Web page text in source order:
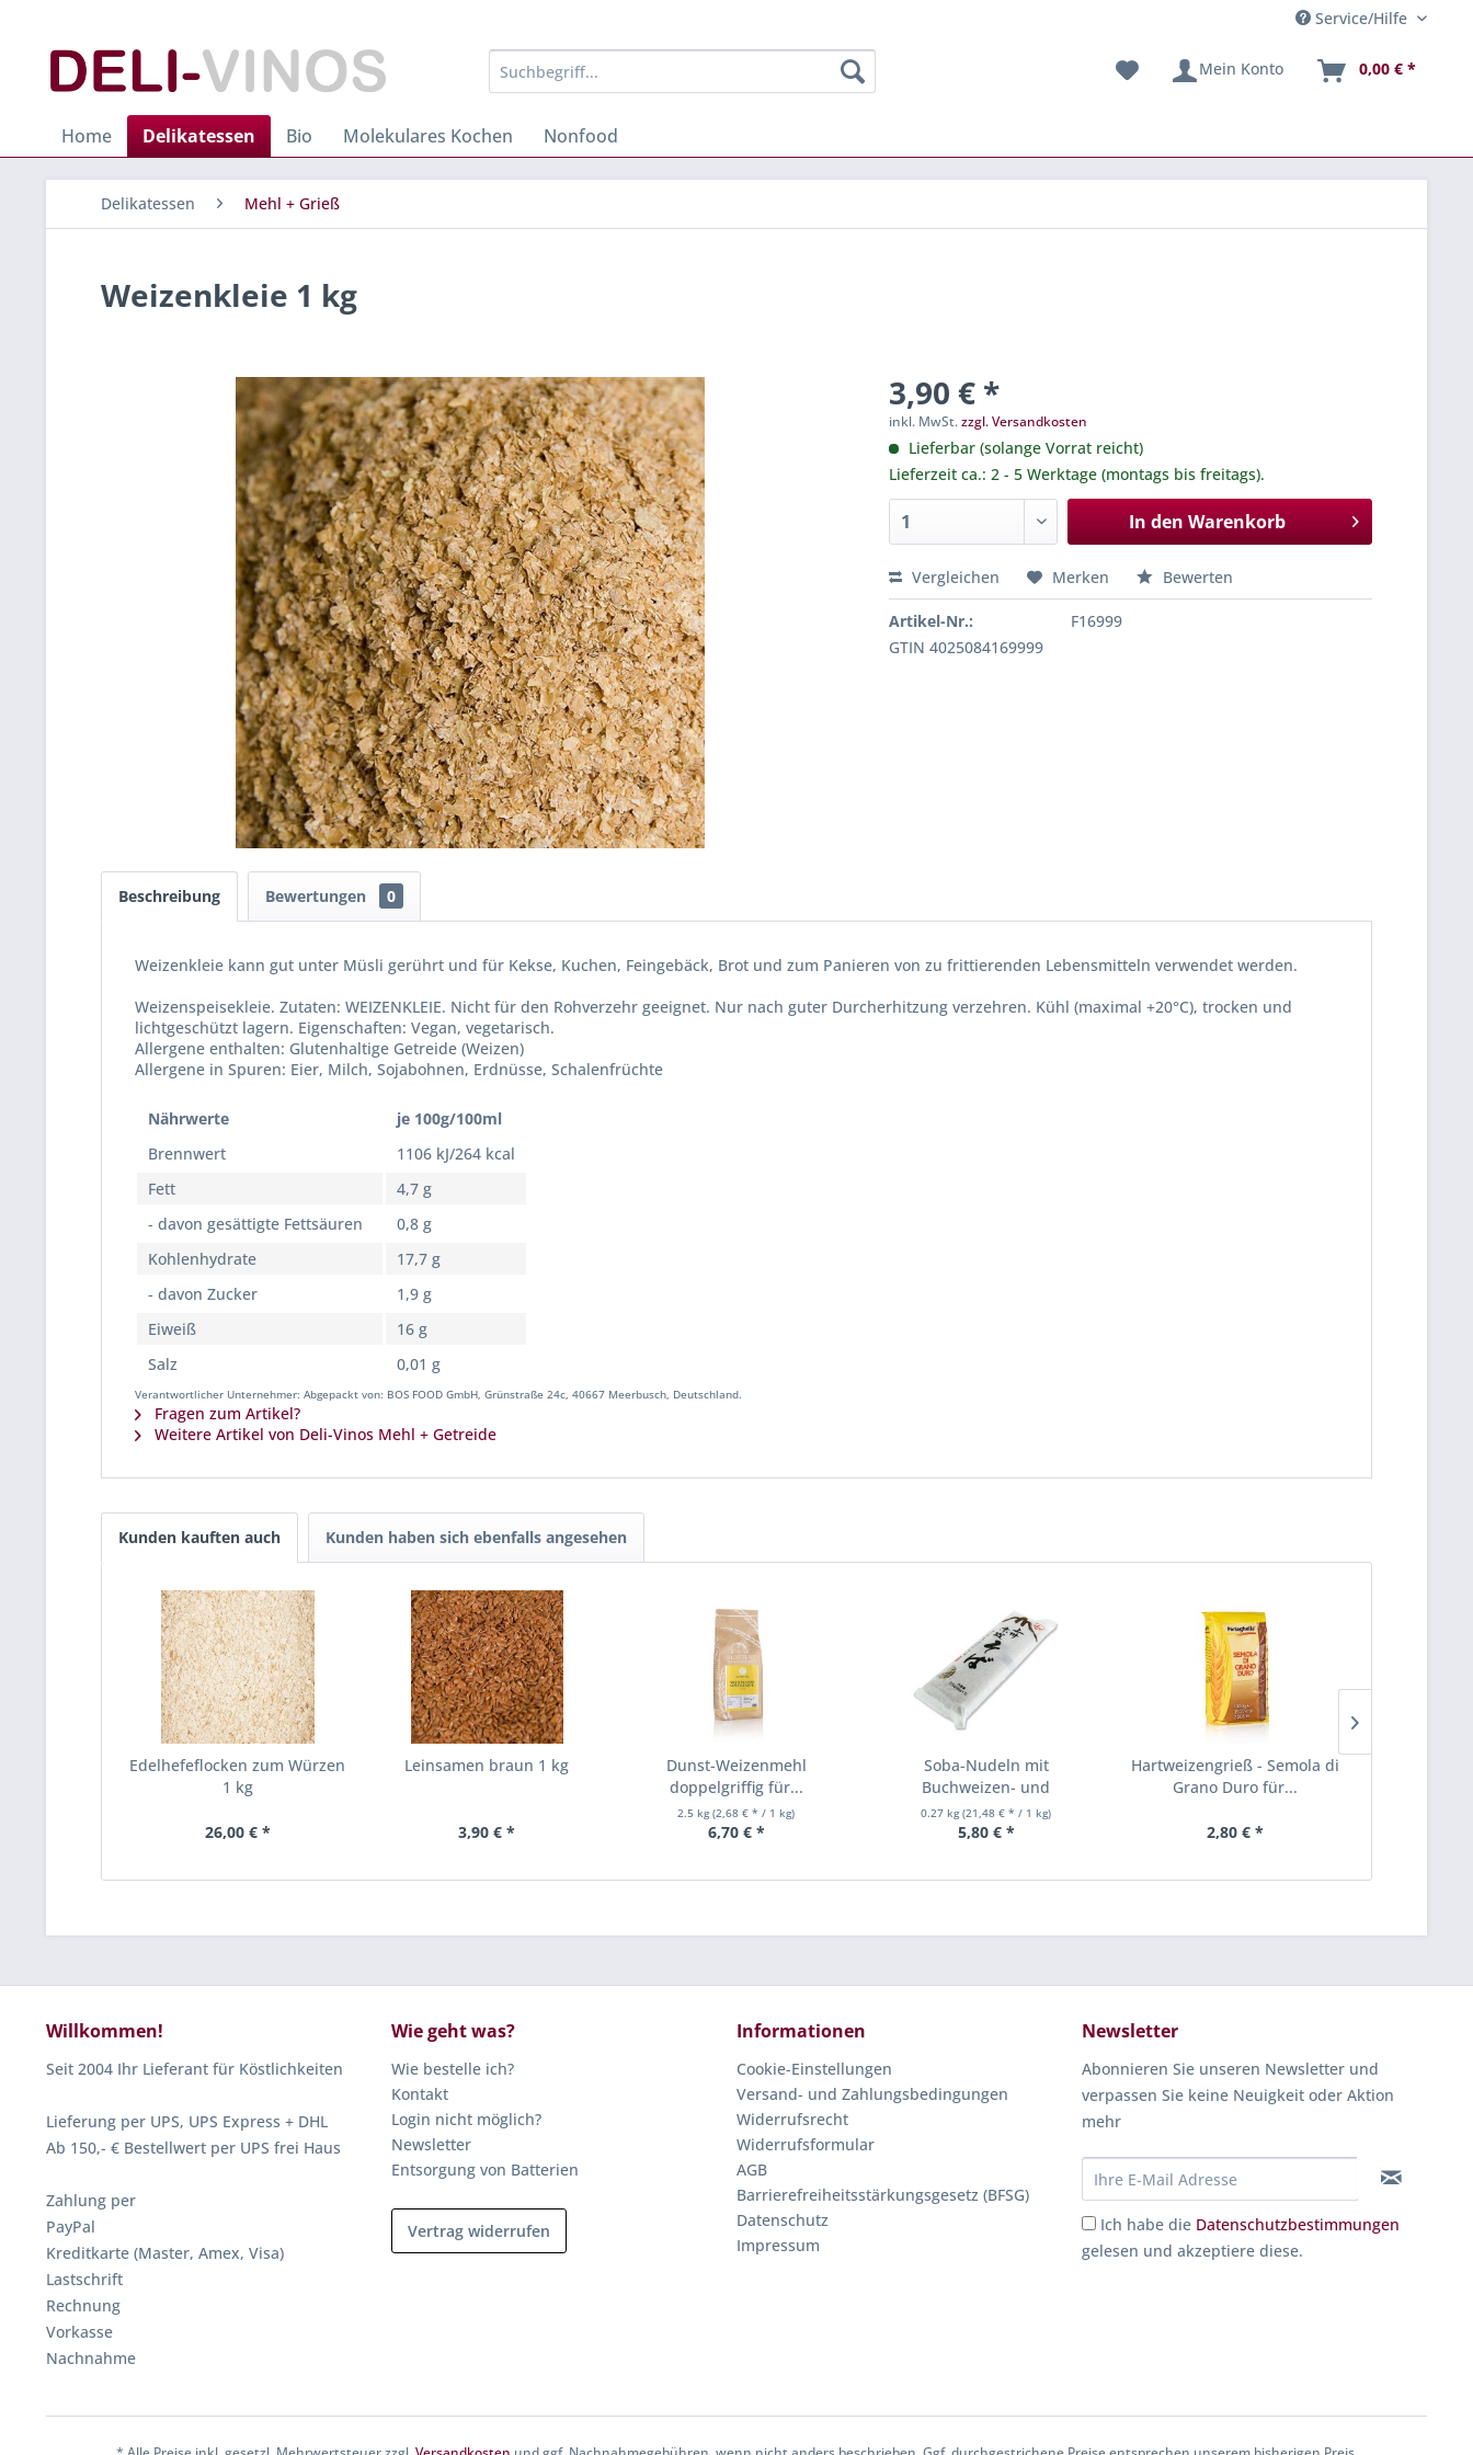
Service/Hilfe
Mein Konto 0,00 € *
Home Delikatessen Bio Molekulares Kochen Nonfood
Delikatessen Mehl + Grieß
Weizenkleie 1 kg
3,90 € *
inkl. MwSt.zzgl. Versandkosten
Lieferbar (solange Vorrat reicht)
Lieferzeit ca.: 2 - 5 Werktage (montags bis freitags).
In den Warenkorb
Vergleichen Merken Bewerten
Artikel-Nr.:
F16999
GTIN 4025084169999
Beschreibung Bewertungen 0
Weizenkleie kann gut unter Müsli gerührt und für Kekse, Kuchen, Feingebäck, Brot und zum Panieren von zu frittierenden Lebensmitteln verwendet werden.
Weizenspeisekleie. Zutaten: WEIZENKLEIE. Nicht für den Rohverzehr geeignet. Nur nach guter Durcherhitzung verzehren. Kühl (maximal +20°C), trocken und
lichtgeschützt lagern. Eigenschaften: Vegan, vegetarisch.
Allergene enthalten: Glutenhaltige Getreide (Weizen)
Allergene in Spuren: Eier, Milch, Sojabohnen, Erdnüsse, Schalenfrüchte
Nährwerte
je 100g/100ml
Brennwert
1106 kJ/264 kcal
Fett
4,7 g
- davon gesättigte Fettsäuren
0,8 g
Kohlenhydrate
17,7 g
- davon Zucker
1,9 g
Eiweiß
16 g
Salz
0,01 g
Verantwortlicher Unternehmer: Abgepackt von: BOS FOOD GmbH, Grünstraße 24c, 40667 Meerbusch, Deutschland.
Fragen zum Artikel?
Weitere Artikel von Deli-Vinos Mehl + Getreide
Kunden kauften auch Kunden haben sich ebenfalls angesehen
Edelhefeflocken zum Würzen
1 kg
26,00 € *
Leinsamen braun 1 kg
3,90 € *
Dunst-Weizenmehl
doppelgriffig für...
2.5 kg(2,68 € * / 1 kg)
6,70 € *
Soba-Nudeln mit
Buchweizen- und
Weizenmehl...
0.27 kg(21,48 € * / 1 kg)
5,80 € *
Hartweizengrieß - Semola di
Grano Duro für...
2,80 € *
Willkommen!
Seit 2004 Ihr Lieferant für Köstlichkeiten
Lieferung per UPS, UPS Express + DHL
Ab 150,- € Bestellwert per UPS frei Haus
Zahlung per
PayPal
Kreditkarte (Master, Amex, Visa)
Lastschrift
Rechnung
Vorkasse
Nachnahme
Wie geht was?
Wie bestelle ich?
Kontakt
Login nicht möglich?
Newsletter
Entsorgung von Batterien
Vertrag widerrufen
Informationen
Cookie-Einstellungen
Versand- und Zahlungsbedingungen
Widerrufsrecht
Widerrufsformular
AGB
Barrierefreiheitsstärkungsgesetz (BFSG)
Datenschutz
Impressum
Newsletter
Abonnieren Sie unseren Newsletter und
verpassen Sie keine Neuigkeit oder Aktion
mehr
Ich habe die Datenschutzbestimmungen
gelesen und akzeptiere diese.